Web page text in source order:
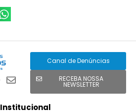
Canal de Denúncias
RECEBA NOSSA
NEWSLETTER
Institucional